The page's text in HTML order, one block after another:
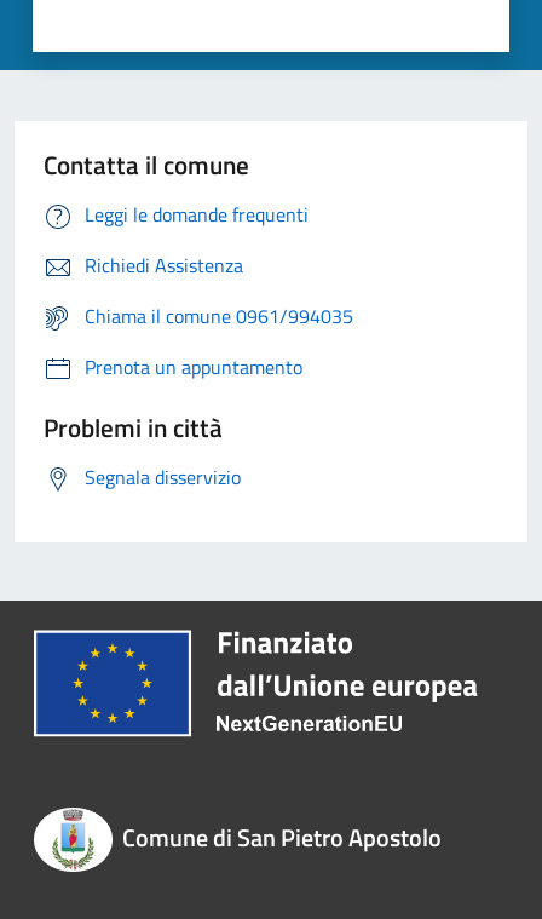
Contatta il comune
Leggi le domande frequenti
Richiedi Assistenza
Chiama il comune 0961/994035
Prenota un appuntamento
Problemi in città
Segnala disservizio
Comune di San Pietro Apostolo